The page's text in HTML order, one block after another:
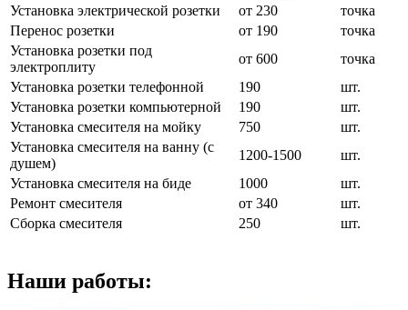
Установка электрической розетки
от 230
точка
Перенос розетки
от 190
точка
Установка розетки под
электроплиту
от 600
точка
Установка розетки телефонной
190
шт.
Установка розетки компьютерной
190
шт.
Установка смесителя на мойку
750
шт.
Установка смесителя на ванну (с
душем)
1200-1500
шт.
Установка смесителя на биде
1000
шт.
Ремонт смесителя
от 340
шт.
Сборка смесителя
250 шт.
Наши работы: